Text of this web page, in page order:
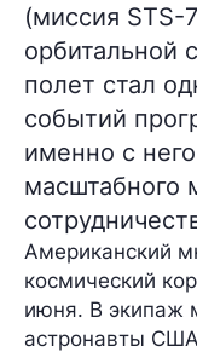
(миссия STS-
орбитальной
полет стал
событий
именно с
масштабного
Американский
космический
июня. В экипаж
астронавты